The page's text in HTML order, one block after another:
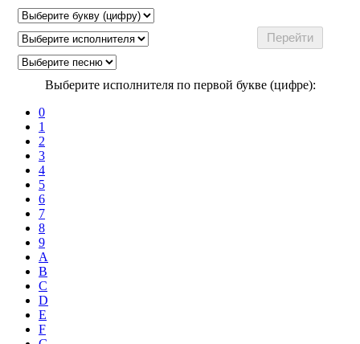
Выберите исполнителя по первой букве (цифре):
0
1
2
3
4
5
6
7
8
9
A
B
C
D
E
F